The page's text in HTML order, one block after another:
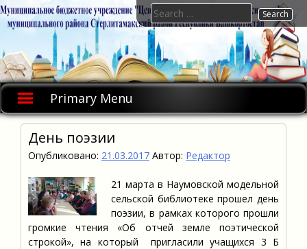
Skip
to
Primary Menu
Search
for:
День поэзии
Опубликовано: 21.03.2017 Автор: Редактор
21 марта в Наумовской модельной
сельской библиотеке прошел день
поэзии, в рамках которого прошли
громкие чтения «Об отчей земле поэтической
строкой», на который пригласили учащихся 3 Б